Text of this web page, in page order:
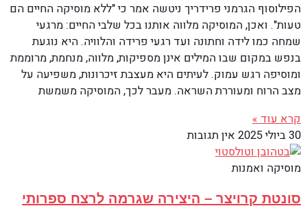
הפילוסוף הגרמני פרידריך ניטשה אמר כי "ללא מוסיקה החיים הם
טעות". ואכן, המוסיקה מלווה אותנו בכל שלבי החיים: מרגעי
שמחה כמו לידה וחתונה ועד רגעי פרידה והלוויה. היא נוגעת
בנפש במקום שבו המילים אינן מספיקות, מלווה, מנחמת, מרוממת
ומוסיפה רגש עמוק. לעיתים היא מעצבת זיכרונות, משפיעה על
מצב הרוח ומעוררת השראה. מעבר לכך, המוסיקה משמשת
קרא עוד »
30 ביולי 2025
אין תגובות
מוסיקה ואמנות
סונטת קרויצר – היצירה שגרמה לרצח ספרותי